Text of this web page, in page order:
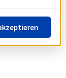
Richtlinie